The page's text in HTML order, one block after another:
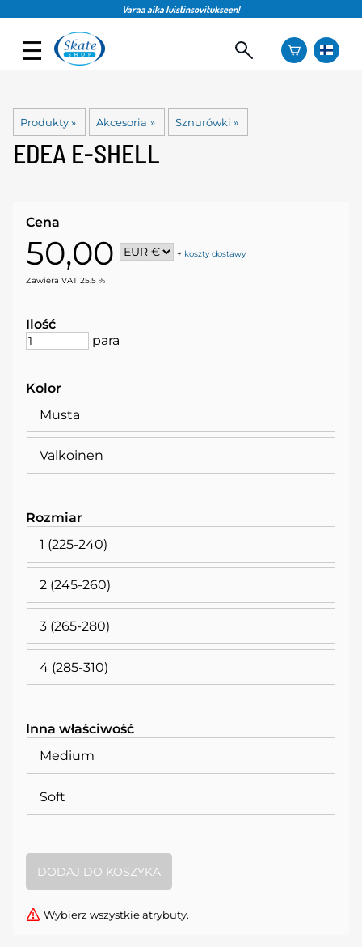
Varaa aika luistinsovitukseen!
Produkty‪» Akcesoria ‪» Sznurówki ‪»
EDEA E-SHELL
Cena
50,00 + koszty dostawy
Zawiera VAT 25.5 %
Ilość
para
Kolor
Musta
Valkoinen
Rozmiar
1 (225-240)
2 (245-260)
3 (265-280)
4 (285-310)
Inna właściwość
Medium
Soft
Wybierz wszystkie atrybuty.